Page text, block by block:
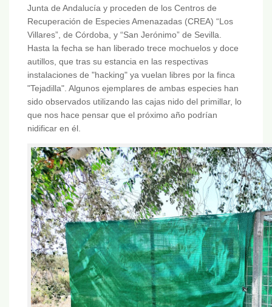
Junta de Andalucía y proceden de los Centros de
Recuperación de Especies Amenazadas (CREA) “Los
Villares”, de Córdoba, y “San Jerónimo” de Sevilla.
Hasta la fecha se han liberado trece mochuelos y doce
autillos, que tras su estancia en las respectivas
instalaciones de "hacking" ya vuelan libres por la finca
"Tejadilla". Algunos ejemplares de ambas especies han
sido observados utilizando las cajas nido del primillar, lo
que nos hace pensar que el próximo año podrían
nidificar en él.